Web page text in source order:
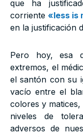
que ha
corriente «less is
en la justificación
Pero hoy, esa
extremos, el
el santón con su
vacío entre el
colores y
niveles de
adversos de